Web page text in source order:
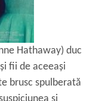
Hathaway) duc
fii de aceeași
brusc spulberată